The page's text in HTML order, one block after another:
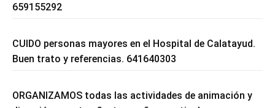
659155292
CUIDO personas mayores en el Hospital de Calatayud.
Buen trato y referencias. 641640303
ORGANIZAMOS todas las actividades de animación y